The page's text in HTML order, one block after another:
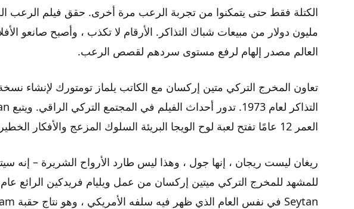
مليون دولار من مبيعات شباك التذاكر. الأرقام لا تكذب ، وأصبح صانعو
العالم مصدر إلهام لرفع مستوى سردهم لقصص الرعب.
تعاون المخرج التركي متين إركسان مع الكاتب يلماز تومتورك لإنشاء
العمر 12 عامًا تفتح لعبة لوح الويجا البريئة السلوك المزعج والأفكار الخطيرة.
ريغان ليست ريجان ، إنها جول ، وهذا ليس طارد الأرواح الشريرة – إنه